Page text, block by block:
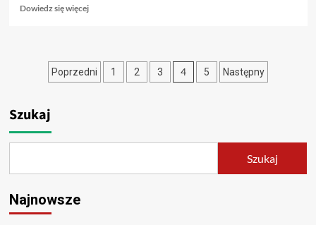
Dowiedz się więcejDowiedz
Popyt
na
ceny
Stronicowanie
Poprzedni 1 2 3 4 5 Następny
Szukaj
Szukaj
Najnowsze